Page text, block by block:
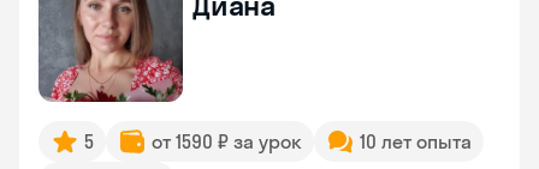
5 от 1590 ₽ за урок
10 лет опыта